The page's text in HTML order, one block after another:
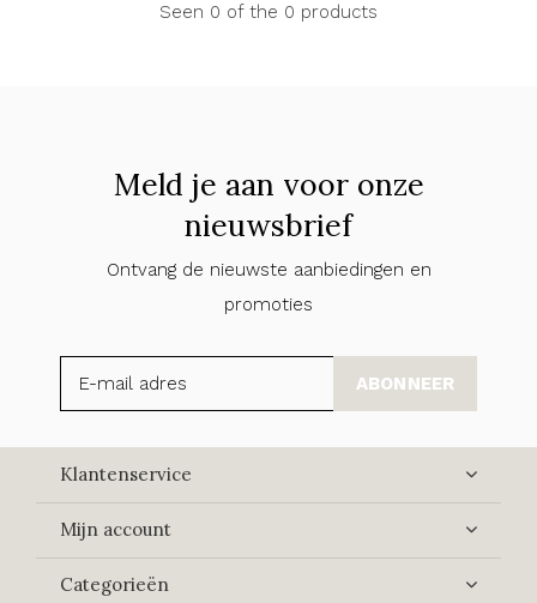
Seen 0 of the 0 products
Meld je aan voor onze
nieuwsbrief
Ontvang de nieuwste aanbiedingen en
promoties
ABONNEER
Klantenservice
Mijn account
Categorieën